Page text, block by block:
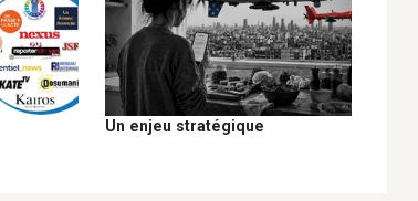
Un enjeu stratégique